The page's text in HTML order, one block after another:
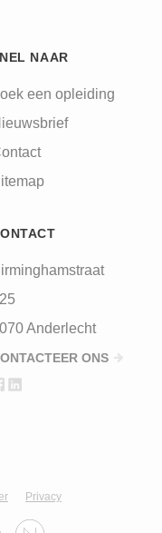
NAAR
een opleiding
Anderlecht
ONS
Privacy